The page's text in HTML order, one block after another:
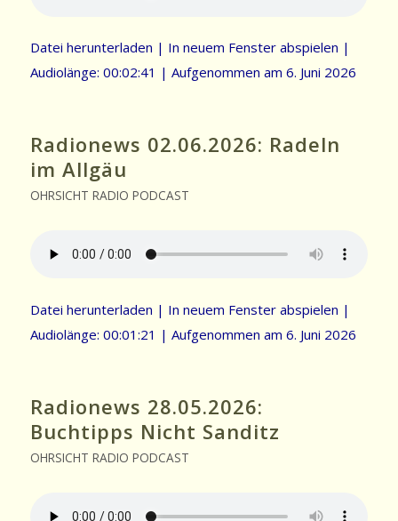
Datei herunterladen | In neuem Fenster abspielen |
Audiolänge: 00:02:41 | Aufgenommen am 6. Juni 2026
Radionews 02.06.2026: Radeln
im Allgäu
OHRSICHT RADIO PODCAST
Datei herunterladen | In neuem Fenster abspielen |
Audiolänge: 00:01:21 | Aufgenommen am 6. Juni 2026
Radionews 28.05.2026:
Buchtipps Nicht Sanditz
OHRSICHT RADIO PODCAST